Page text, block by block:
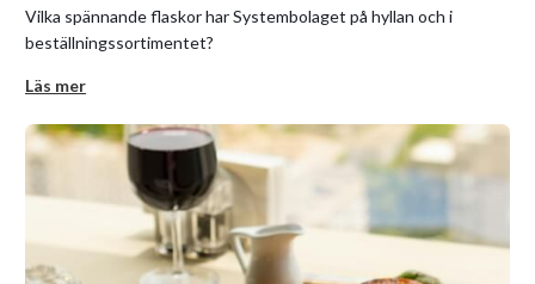
Vilka spännande flaskor har Systembolaget på hyllan och i
beställningssortimentet?
Läs mer